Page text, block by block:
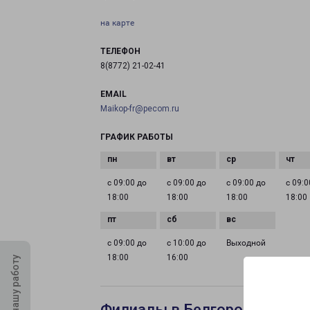
на карте
ТЕЛЕФОН
8(8772) 21-02-41
EMAIL
Maikop-fr@pecom.ru
ГРАФИК РАБОТЫ
с 09:00 до
18:00
с 09:00 до
18:00
с 09:00 до
18:00
с
18:00
с 09:00 до
18:00
с 10:00 до
16:00
Выходной